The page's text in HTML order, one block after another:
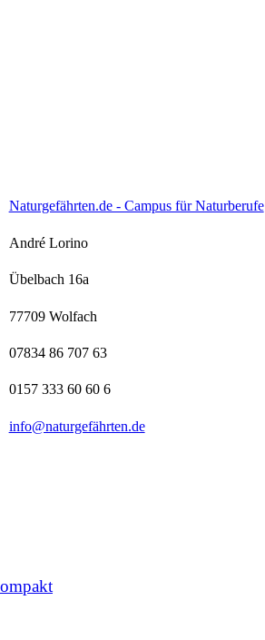
Naturgefährten.de - Campus für Naturberufe
André Lorino
Übelbach 16a
77709 Wolfach
07834 86 707 63
0157 333 60 60 6
info@naturgefährten.de